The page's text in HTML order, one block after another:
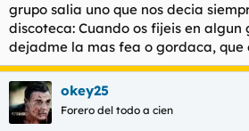
grupo salia uno que nos decia
discoteca: Cuando os fijeis en
dejadme la mas fea o gordaca, que
okey25
Forero del todo a cien